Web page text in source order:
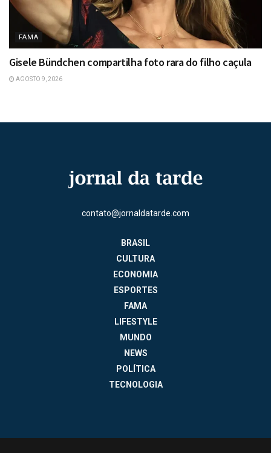
FAMA
Gisele Bündchen compartilha foto rara do filho caçula
AGOSTO 9, 2026
contato@jornaldatarde.com
BRASIL
CULTURA
ECONOMIA
ESPORTES
FAMA
LIFESTYLE
MUNDO
NEWS
POLÍTICA
TECNOLOGIA